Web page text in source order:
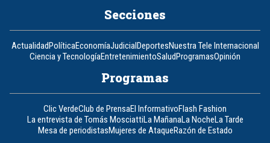
Secciones
ActualidadPolíticaEconomíaJudicialDeportesNuestra Tele Internacional
Ciencia y TecnologíaEntretenimientoSaludProgramasOpinión
Programas
Clic VerdeClub de PrensaEl InformativoFlash Fashion
La entrevista de Tomás MosciattiLa MañanaLa NocheLa Tarde
Mesa de periodistasMujeres de AtaqueRazón de Estado